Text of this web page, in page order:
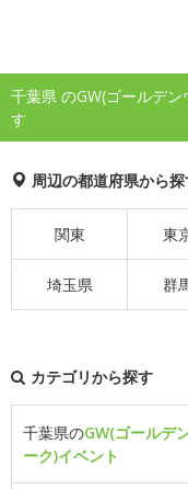
千葉県 のGW(ゴールデ
す
周辺の都道府県から
関東 東
埼玉県 群
カテゴリから探す
千葉県のGW(ゴールデ
ーク)イベント